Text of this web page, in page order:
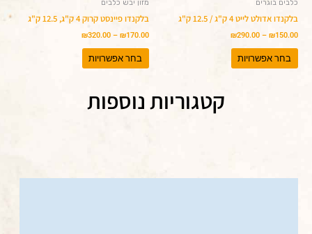
כלבים בוגרים
בלקנדו אדולט לייט 4 ק"ג / 12.5 ק"ג
₪150.00
–
₪290.00
בחר אפשרויות
מזון יבש כלבים
בלקנדו פיינסט קרוק 4 ק"ג, 12.5 ק"ג
₪170.00
–
₪320.00
בחר אפשרויות
קטגוריות נוספות